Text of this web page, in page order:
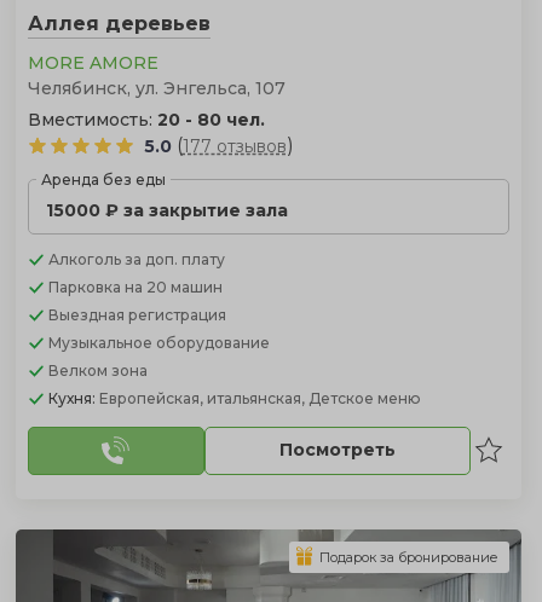
Аллея деревьев
MORE AMORE
Челябинск, ул. Энгельса, 107
Вместимость: 20 - 80 чел.
5.0 (177 отзывов)
Аренда без еды
15000 ₽ за закрытие зала
Алкоголь за доп. плату
Парковка на 20 машин
Выездная регистрация
Музыкальное оборудование
Велком зона
Кухня: Европейская, итальянская, Детское меню
Посмотреть
Подарок за бронирование